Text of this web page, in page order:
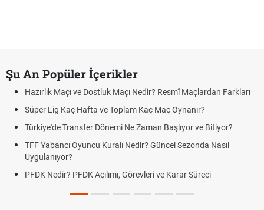
Şu An Popüler İçerikler
Hazırlık Maçı ve Dostluk Maçı Nedir? Resmî Maçlardan Farkları
Süper Lig Kaç Hafta ve Toplam Kaç Maç Oynanır?
Türkiye'de Transfer Dönemi Ne Zaman Başlıyor ve Bitiyor?
TFF Yabancı Oyuncu Kuralı Nedir? Güncel Sezonda Nasıl
Uygulanıyor?
PFDK Nedir? PFDK Açılımı, Görevleri ve Karar Süreci